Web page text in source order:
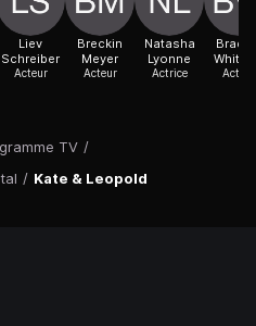
TV /
/ Kate & Leopold
Liev
Schreiber
Acteur
Breckin
Meyer
Acteur
Natasha
Lyonne
Actrice Acteur